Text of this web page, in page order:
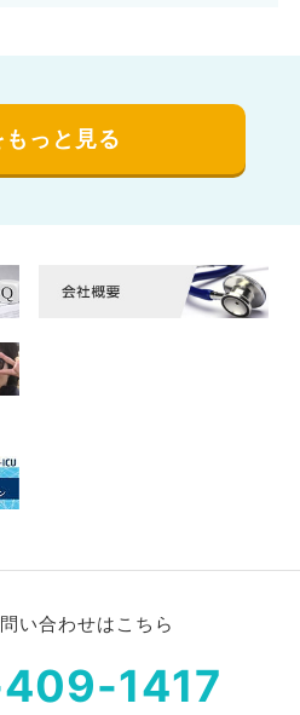
っと見る
い合わせはこちら
1417